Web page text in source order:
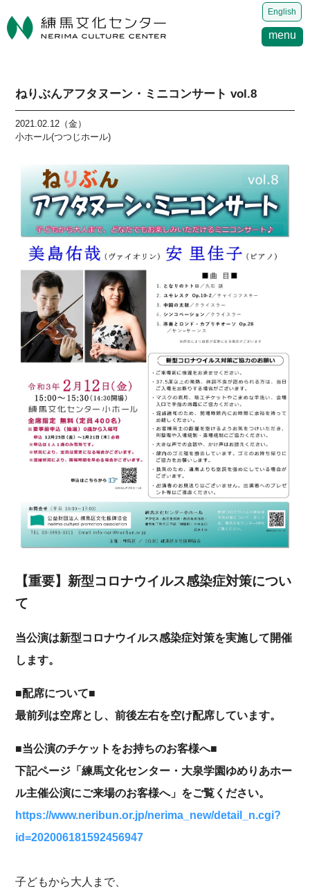
English
menu
ねりぶんアフタヌーン・ミニコンサート vol.8
2021.02.12（金）
小ホール(つつじホール)
【重要】新型コロナウイルス感染症対策につい
て
当公演は新型コロナウイルス感染症対策を実施して開催
します。
■配席について■
最前列は空席とし、前後左右を空け配席しています。
■当公演のチケットをお持ちのお客様へ■
下記ページ「練馬文化センター・大泉学園ゆめりあホー
ル主催公演にご来場のお客様へ」をご覧ください。
https://www.neribun.or.jp/nerima_new/detail_n.cgi?
id=202006181592456947
子どもから大人まで、